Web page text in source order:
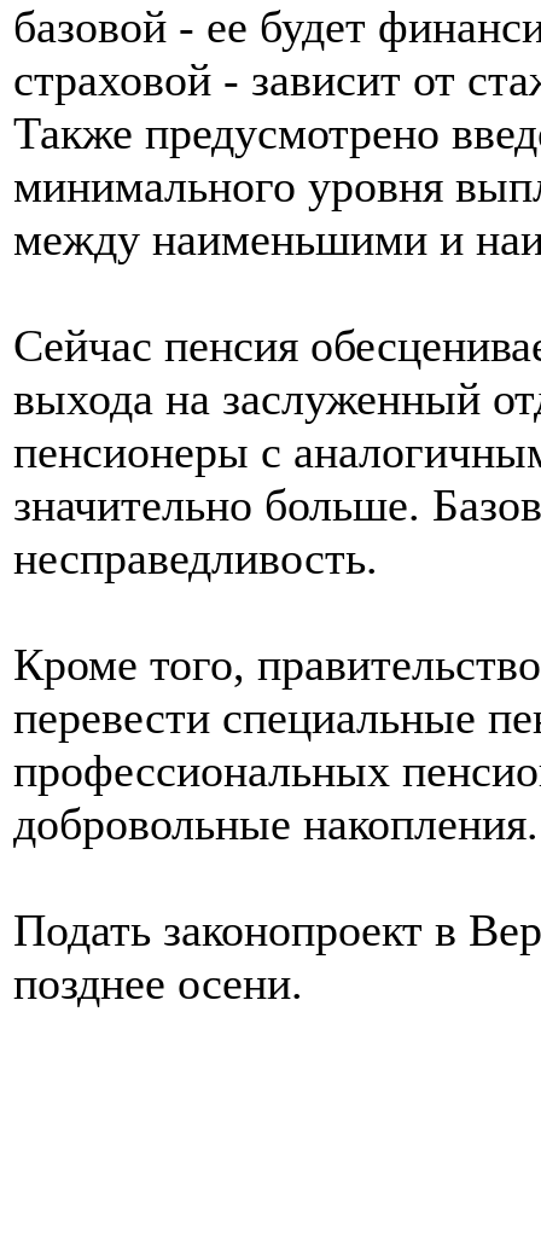
базовой - ее будет
страховой - зависит от
Также предусмотрено
минимального уровня
между наименьшими и
Сейчас пенсия
выхода на заслуженный
пенсионеры с
значительно больше.
несправедливость.
Кроме того,
перевести специальные
профессиональных
добровольные накопления.
Подать законопроект в
позднее осени.